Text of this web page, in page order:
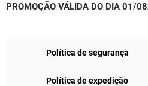
PROMOÇÃO VÁLIDA DO DIA 01/
Política de segurança
Política de expedição